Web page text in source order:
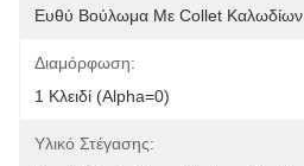
Ευθύ Βούλωμα Με Collet Καλωδίων
Διαμόρφωση:
1 Κλειδί (alpha=0)
Υλικό Στέγασης: